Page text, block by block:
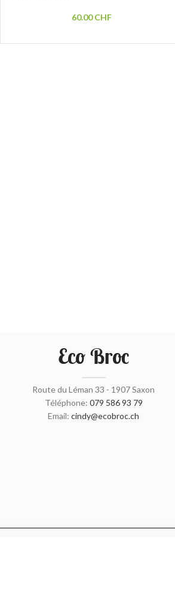
60.00CHF
Eco Broc
Route du Léman 33 - 1907 Saxon
Téléphone: 079 586 93 79
Email:cindy@ecobroc.ch